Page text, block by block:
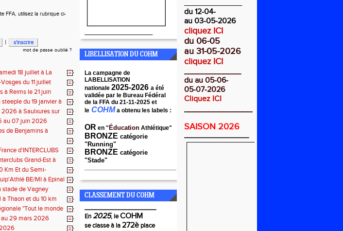
FFA, utilisez la rubrique ci-
|
mot de passe oublié ?
18 juillet à La
du 11 juillet
à Reims le 21 juin
du 19 janvier à
2026 à Saulxures sur
au 07 juin 2026
de Benjamins à
d'INTERCLUBS
Grand-Est à
Km Et du Semi-
BE/MI à Epinal
stade de Vagney
Thaon et du 10 km
"Tout le monde
au 29 mars 2026
LIBELLISATION DU COHM
La campagne de
LABELLISATION
nationale 2025-2026 a été
validée par le Bureau Fédéral
de la FFA du 21-11-2025 et
le COHM a obtenu les labels :
OR en " Éducation Athlétique"
BRONZE catégorie
"Running"
BRONZE catégorie
"Stade"
CLASSEMENT DU COHM
_____________________
En2025, leCOHM
se classe à la272è place
du 12-04-
au 03-05-2026
cliquez ICI
du 06-05
au 31-05-2026
cliquez ICI
_____________
du au 05-06-
05-07-2026
Cliquez ICI
SAISON 2026
___________________